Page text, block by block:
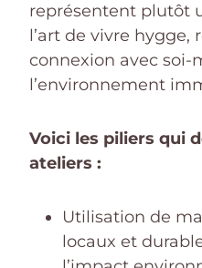
représentent plutôt
l’art de vivre hygge,
connexion avec soi-
l’environnement
Voici les piliers qui
ateliers :
Utilisation de
locaux et